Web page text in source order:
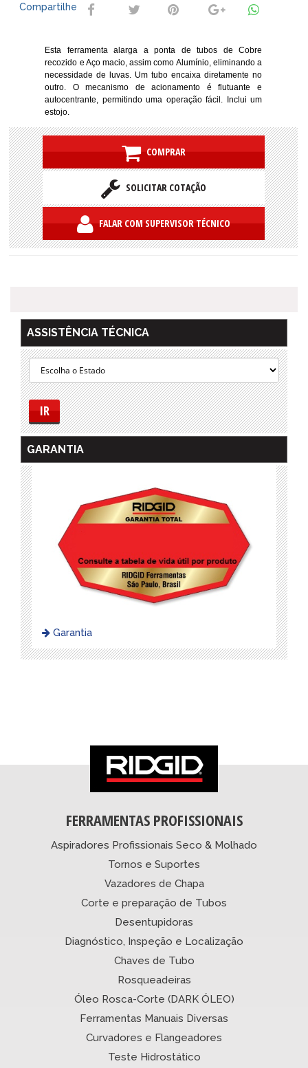
Compartilhe
Esta ferramenta alarga a ponta de tubos de Cobre
recozido e Aço macio, assim como Alumínio, eliminando a
necessidade de luvas. Um tubo encaixa diretamente no
outro. O mecanismo de acionamento é flutuante e
autocentrante, permitindo uma operação fácil. Inclui um
estojo.
COMPRAR
SOLICITAR COTAÇÃO
FALAR COM SUPERVISOR TÉCNICO
ASSISTÊNCIA TÉCNICA
IR
GARANTIA
Garantia
FERRAMENTAS PROFISSIONAIS
Aspiradores Profissionais Seco & Molhado
Tornos e Suportes
Vazadores de Chapa
Corte e preparação de Tubos
Desentupidoras
Diagnóstico, Inspeção e Localização
Chaves de Tubo
Rosqueadeiras
Óleo Rosca-Corte (DARK ÓLEO)
Ferramentas Manuais Diversas
Curvadores e Flangeadores
Teste Hidrostático